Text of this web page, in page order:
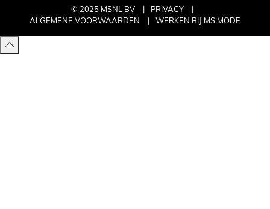
© 2025 MSNL BV
PRIVACY
ALGEMENE VOORWAARDEN
WERKEN BIJ MS MODE